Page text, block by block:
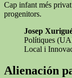
Cap infant més privat
progenitors.
Josep
Polítiques
Local i
Alienación